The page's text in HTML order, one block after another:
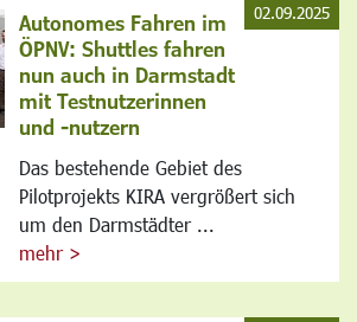
Autonomes Fahren im
ÖPNV: Shuttles fahren
nun auch in Darmstadt
mit Testnutzerinnen
und -nutzern
Das bestehende Gebiet des
Pilotprojekts KIRA vergrößert sich
um den Darmstädter ...
mehr >
02.09.2025